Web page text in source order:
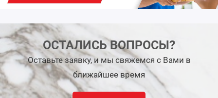
ОСТАЛИСЬ ВОПРОСЫ?
Оставьте заявку, и мы свяжемся с Вами в
ближайшее время